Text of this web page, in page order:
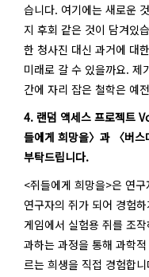
습니다. 여기에는 새로운
지 후회 같은 것이 담겨있
한 청사진 대신 과거에 대
미래로 갈 수 있을까요. 제
간에 자리 잡은 철학은 예
4. 랜덤 액세스 프로젝트
들에게 희망을〉과 〈버
부탁드립니다.
<쥐들에게 희망을>은 연
연구자의 쥐가 되어 경험
게임에서 실험용 쥐를 조
과하는 과정을 통해 과학
르는 희생을 직접 경험합